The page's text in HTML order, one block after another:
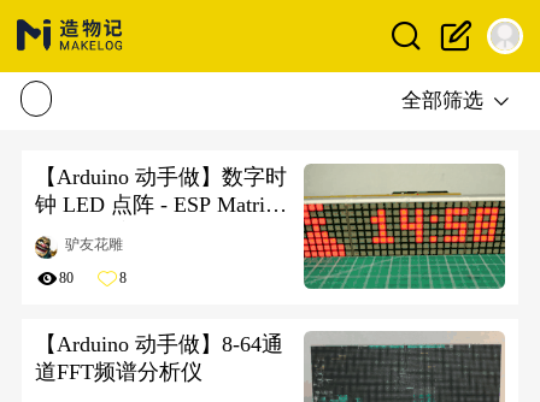
全部筛选
【Arduino 动手做】数字时
钟 LED 点阵 - ESP Matrix
Android 应用
驴友花雕
80 8
【Arduino 动手做】8-64通
道FFT频谱分析仪